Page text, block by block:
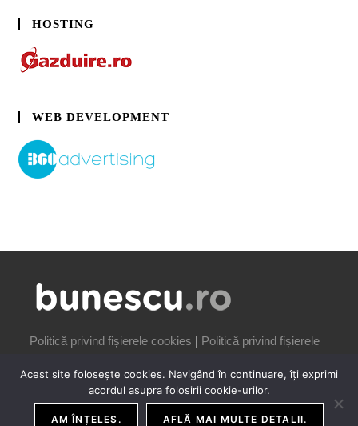
HOSTING
WEB DEVELOPMENT
Politică privind fișierele cookies | Politică privind fișierele
Acest site folosește cookies. Navigând în continuare, îți exprimi
acordul asupra folosirii cookie-urilor.
AM ÎNȚELES. AFLĂ MAI MULTE DETALII.